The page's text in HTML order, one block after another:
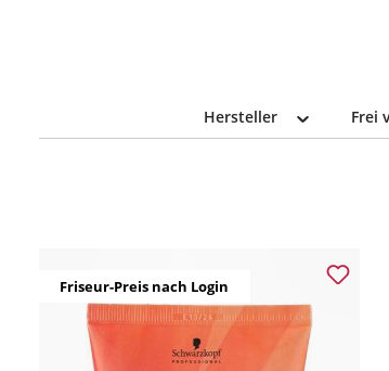
Hersteller Frei
Friseur-Preis nach Login